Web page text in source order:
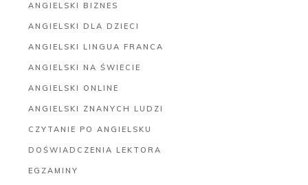
ANGIELSKI BIZNES
ANGIELSKI DLA DZIECI
ANGIELSKI LINGUA FRANCA
ANGIELSKI NA ŚWIECIE
ANGIELSKI ONLINE
ANGIELSKI ZNANYCH LUDZI
CZYTANIE PO ANGIELSKU
DOŚWIADCZENIA LEKTORA
EGZAMINY